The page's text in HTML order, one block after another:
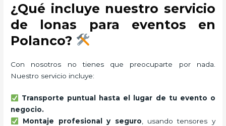
¿Qué incluye nuestro servicio
de lonas para eventos en
Polanco?
Con nosotros no tienes que preocuparte por nada.
Nuestro servicio incluye:
Transporte puntual hasta el lugar de tu evento o
negocio.
Montaje profesional y seguro, usando tensores y